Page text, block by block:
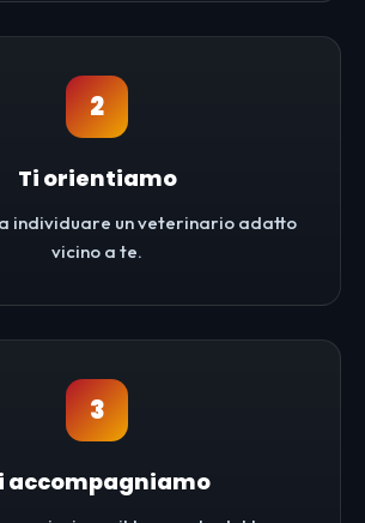
2
Ti orientiamo
individuare un veterinario adatto
vicino a te.
3
accompagniamo